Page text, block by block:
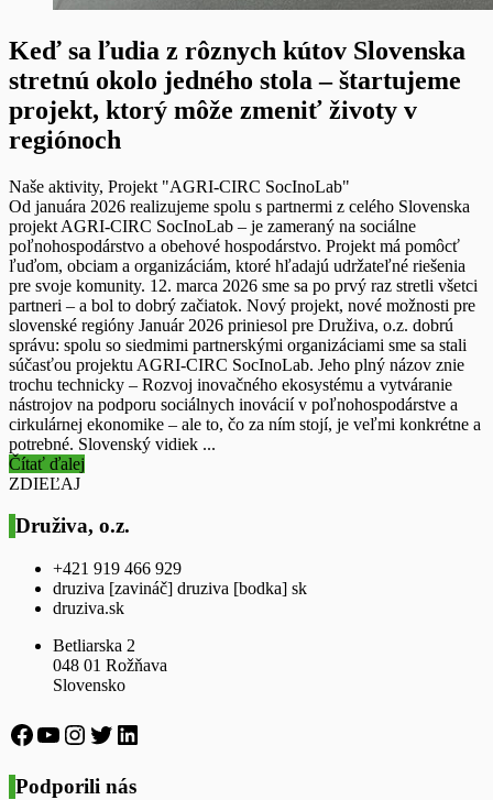
Keď sa ľudia z rôznych kútov Slovenska
stretnú okolo jedného stola – štartujeme
projekt, ktorý môže zmeniť životy v
regiónoch
Naše aktivity, Projekt "AGRI-CIRC SocInoLab"
Od januára 2026 realizujeme spolu s partnermi z celého Slovenska
projekt AGRI-CIRC SocInoLab – je zameraný na sociálne
poľnohospodárstvo a obehové hospodárstvo. Projekt má pomôcť
ľuďom, obciam a organizáciám, ktoré hľadajú udržateľné riešenia
pre svoje komunity. 12. marca 2026 sme sa po prvý raz stretli všetci
partneri – a bol to dobrý začiatok. Nový projekt, nové možnosti pre
slovenské regióny Január 2026 priniesol pre Druživa, o.z. dobrú
správu: spolu so siedmimi partnerskými organizáciami sme sa stali
súčasťou projektu AGRI-CIRC SocInoLab. Jeho plný názov znie
trochu technicky – Rozvoj inovačného ekosystému a vytváranie
nástrojov na podporu sociálnych inovácií v poľnohospodárstve a
cirkulárnej ekonomike – ale to, čo za ním stojí, je veľmi konkrétne a
potrebné. Slovenský vidiek ...
Čítať ďalej
ZDIEĽAJ
Druživa, o.z.
+421 919 466 929
druziva [zavináč] druziva [bodka] sk
druziva.sk
Betliarska 2
048 01 Rožňava
Slovensko
https://www.facebook.com/druziva
https://www.youtube.com/channel/
https://www.instagram.com/druziva_oz/
https://twitter.com/druziva
LinkedIn
Podporili nás